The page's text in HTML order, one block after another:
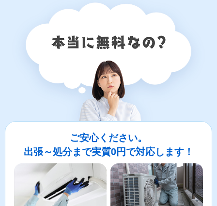
ご安心ください。
出張～処分まで実質0円で対応します！